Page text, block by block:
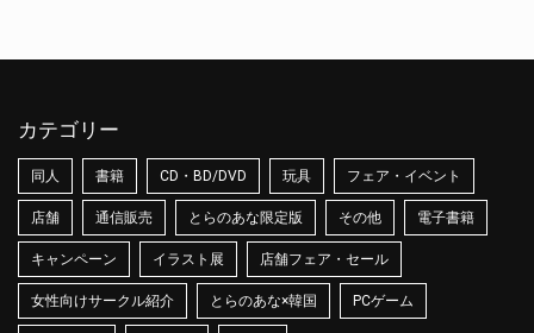
カテゴリー
同人 書籍 CD・BD/DVD 玩具 フェア・イベント
店舗 通信販売 とらのあな限定版 その他 電子書籍
キャンペーン イラスト展 店舗フェア・セール
女性向けサークル紹介 とらのあな×韓国 PCゲーム